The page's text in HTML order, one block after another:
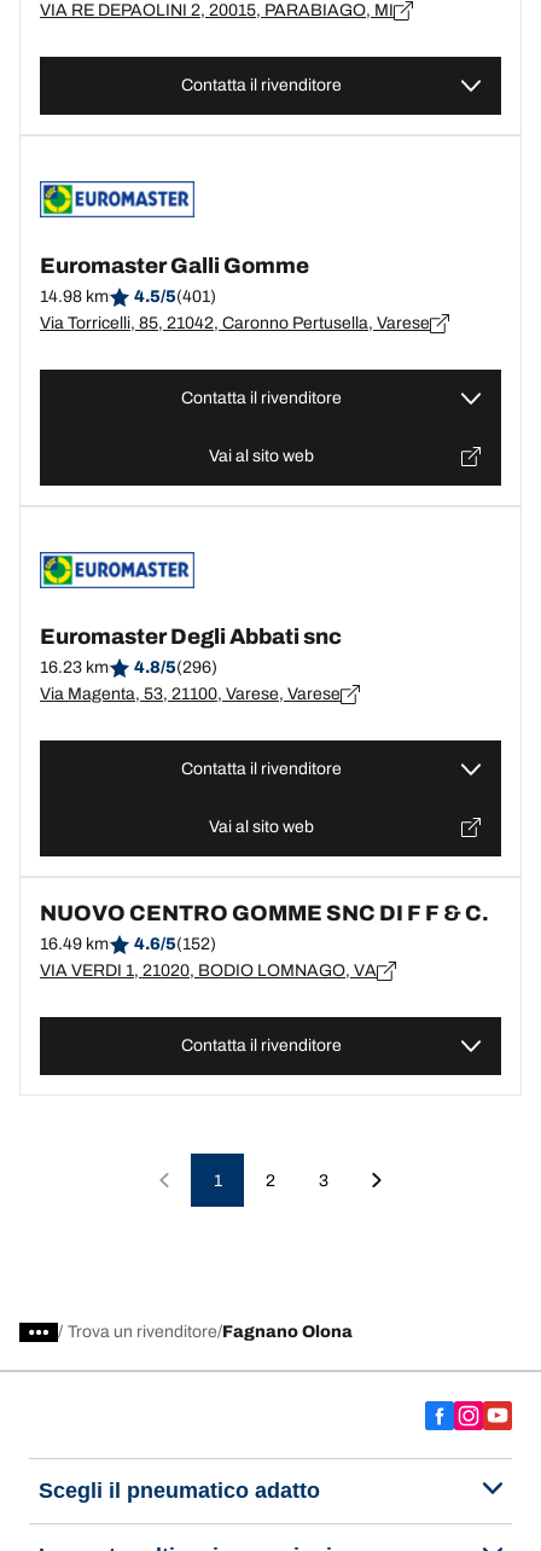
VIA RE DEPAOLINI 2, 20015, PARABIAGO, MI
Contatta il rivenditore
Euromaster Galli Gomme
14.98 km 4.5/5(401)
Via Torricelli, 85, 21042, Caronno Pertusella, Varese
Contatta il rivenditore
Vai al sito web
Euromaster Degli Abbati snc
16.23 km 4.8/5(296)
Via Magenta, 53, 21100, Varese, Varese
Contatta il rivenditore
Vai al sito web
NUOVO CENTRO GOMME SNC DI F F & C.
16.49 km 4.6/5(152)
VIA VERDI 1, 21020, BODIO LOMNAGO, VA
Contatta il rivenditore
1 2 3
/ Trova un rivenditore Fagnano Olona
Scegli il pneumatico adatto